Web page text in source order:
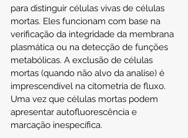
para distinguir células vivas de células
mortas. Eles funcionam com base na
verificação da integridade da membrana
plasmática ou na detecção de funções
metabólicas. A exclusão de células
mortas (quando não alvo da analise) é
imprescendível na citometria de fluxo.
Uma vez que células mortas podem
apresentar autofluorescência e
marcação inespecífica.